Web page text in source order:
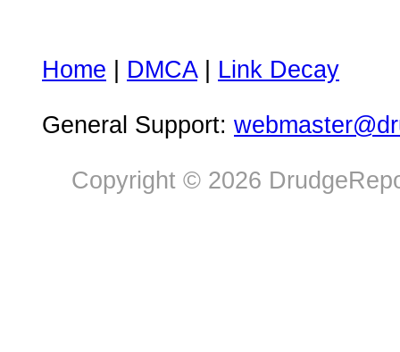
Home DMCA| Link Decay
General Support:
Copyright © 2026